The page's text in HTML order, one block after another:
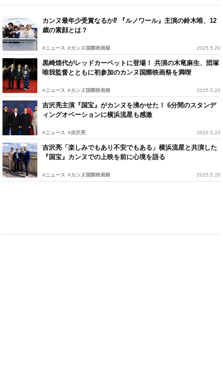
カンヌ最年少受賞なるか⁉ 『ルノワール』主演の鈴木唯、12
歳の素顔とは？
#ニュース #カンヌ国際映画祭 2025.5.20
黒崎煌代がレッドカーペットに登場！ 共演の木竜麻生、団塚
唯我監督とともに初参加のカンヌ国際映画祭を満喫
#ニュース #カンヌ国際映画祭 2025.5.20
吉沢亮主演『国宝』がカンヌを沸かせた！ 6分間のスタンデ
ィングオベーションに横浜流星も感激
#ニュース #吉沢亮 2025.5.20
吉沢亮「楽しみでもあり不安でもある」横浜流星と共演した
『国宝』カンヌでの上映を前に心境を語る
#ニュース #カンヌ国際映画祭 2025.5.20